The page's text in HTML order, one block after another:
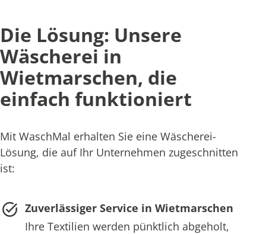
Die Lösung: Unsere
Wäscherei in
Wietmarschen, die
einfach funktioniert
Mit WaschMal erhalten Sie eine Wäscherei-
Lösung, die auf Ihr Unternehmen zugeschnitten
ist:
Zuverlässiger Service in Wietmarschen
Ihre Textilien werden pünktlich abgeholt,